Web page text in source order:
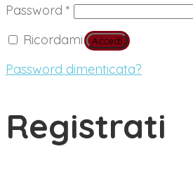
Password * Richiesto
Ricordami
Accedi
Password dimenticata?
Registrati